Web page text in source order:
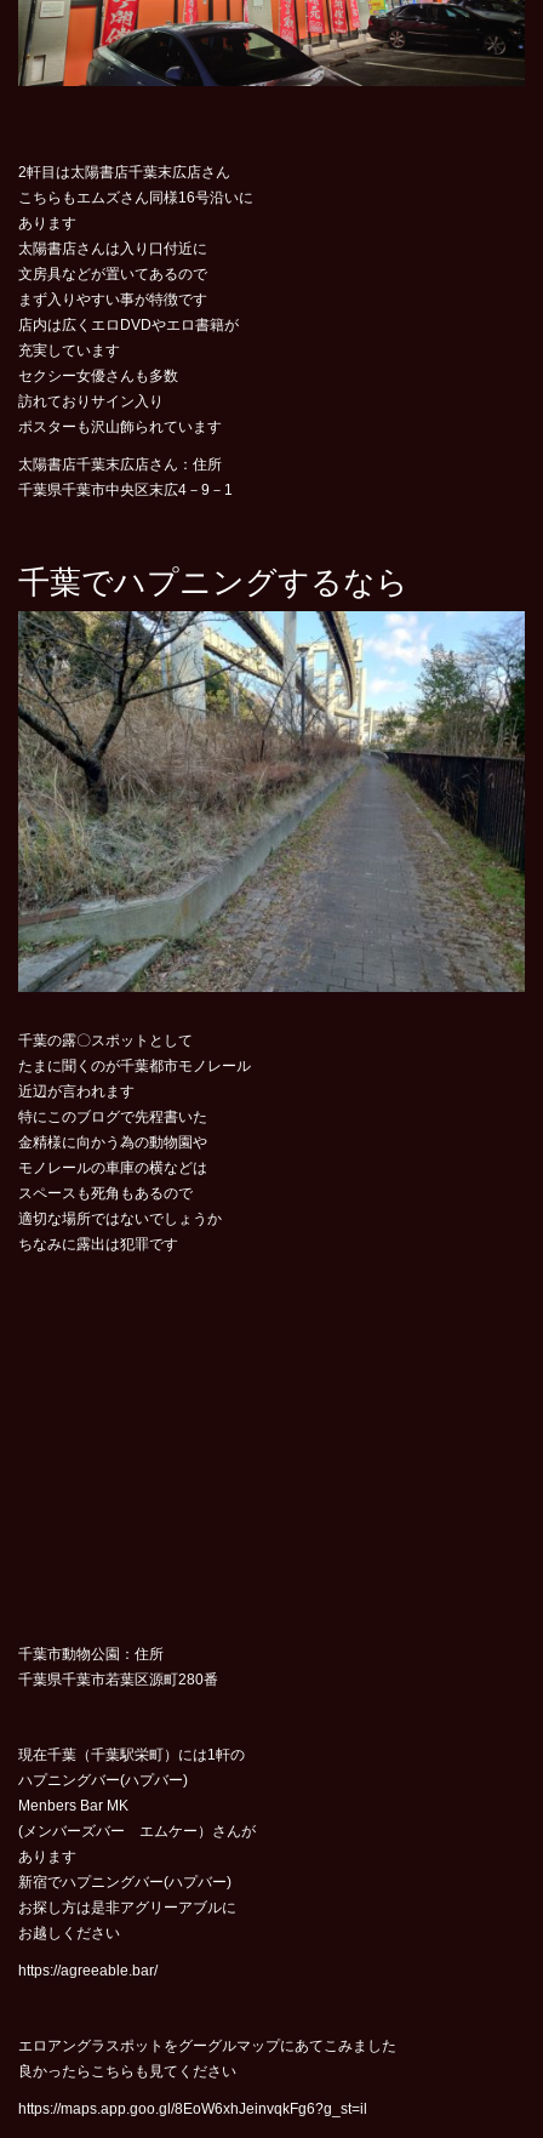
2軒目は太陽書店千葉末広店さん
こちらもエムズさん同様16号沿いに
あります
太陽書店さんは入り口付近に
文房具などが置いてあるので
まず入りやすい事が特徴です
店内は広くエロDVDやエロ書籍が
充実しています
セクシー女優さんも多数
訪れておりサイン入り
ポスターも沢山飾られています
太陽書店千葉末広店さん：住所
千葉県千葉市中央区末広4－9－1
千葉でハプニングするなら
千葉の露〇スポットとして
たまに聞くのが千葉都市モノレール
近辺が言われます
特にこのブログで先程書いた
金精様に向かう為の動物園や
モノレールの車庫の横などは
スペースも死角もあるので
適切な場所ではないでしょうか
ちなみに露出は犯罪です
千葉市動物公園：住所
千葉県千葉市若葉区源町280番
現在千葉（千葉駅栄町）には1軒の
ハプニングバー(ハプバー)
Menbers Bar MK
(メンバーズバー エムケー）さんが
あります
新宿でハプニングバー(ハプバー)
お探し方は是非アグリーアブルに
お越しください
https://agreeable.bar/
エロアングラスポットをグーグルマップにあてこみました
良かったらこちらも見てください
https://maps.app.goo.gl/8EoW6xhJeinvqkFg6?g_st=il